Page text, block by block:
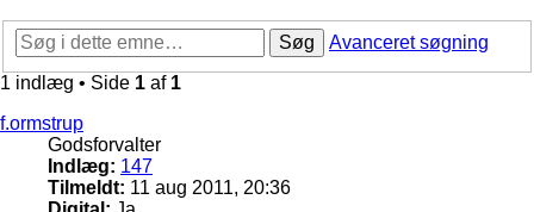
Søg
Avanceret søgning
1 indlæg • Side 1 af 1
f.ormstrup
Godsforvalter
Indlæg: 147
Tilmeldt: 11 aug 2011, 20:36